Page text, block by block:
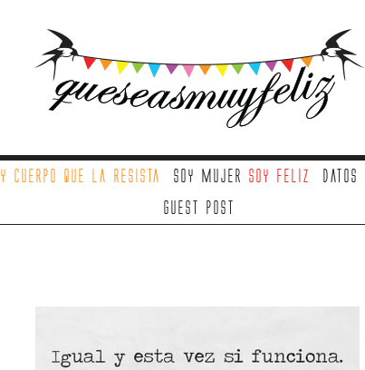
y cuerpo que la resista Soy mujer soy feliz Datos
Guest Post